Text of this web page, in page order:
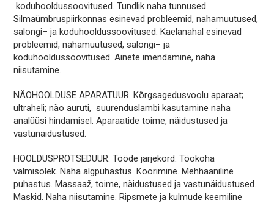
koduhooldussoovitused. Tundlik naha tunnused..
Silmaümbruspiirkonnas esinevad probleemid, nahamuutused,
salongi– ja koduhooldussoovitused. Kaelanahal esinevad
probleemid, nahamuutused, salongi– ja
koduhooldussoovitused. Ainete imendamine, naha
niisutamine.
NÄOHOOLDUSE APARATUUR. Kõrgsagedusvoolu aparaat;
ultraheli; näo auruti, suurenduslambi kasutamine naha
analüüsi hindamisel. Aparaatide toime, näidustused ja
vastunäidustused.
HOOLDUSPROTSEDUUR. Tööde järjekord. Töökoha
valmisolek. Naha algpuhastus. Koorimine. Mehhaaniline
puhastus. Massaaž, toime, näidustused ja vastunäidustused.
Maskid. Naha niisutamine. Ripsmete ja kulmude keemiline